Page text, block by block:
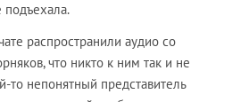
подъехала.
распространили аудио со
что никто к ним так и не
то непонятный представитель